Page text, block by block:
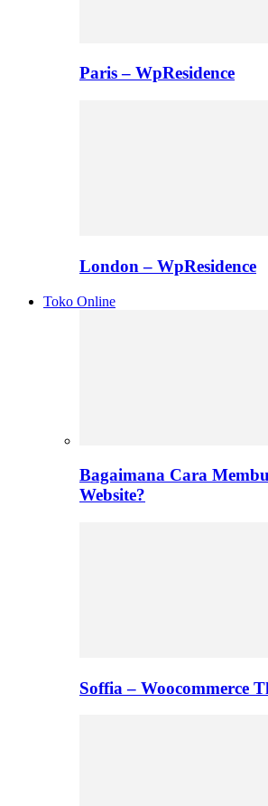
Paris – WpResidence
London – WpResidence
Toko Online
Bagaimana Cara
Website?
Soffia – Woocommerce